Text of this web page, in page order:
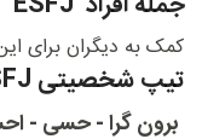
کمک به دیگران برای
تیپ شخصیتی ESFJ
برون گرا - حسی -